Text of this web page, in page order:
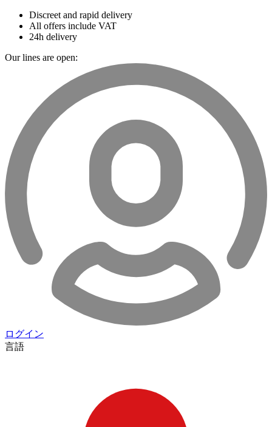
Discreet and rapid delivery
All offers include VAT
24h delivery
Our lines are open:
ログイン
言語